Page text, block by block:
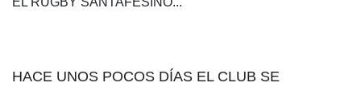
HACE UNOS POCOS DÍAS EL CLUB SE